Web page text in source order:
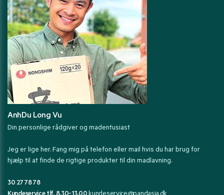
AnhDu Long Vu
Din personlige rådgiver og madentusiast
Jeg er lige her. Fang mig på telefon eller mail hvis du har brug for
hjælp til at finde de rigtige produkter til din madlavning.
30 27 78 78